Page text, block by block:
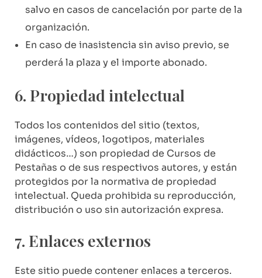
salvo en casos de cancelación por parte de la
organización.
En caso de inasistencia sin aviso previo, se
perderá la plaza y el importe abonado.
6. Propiedad intelectual
Todos los contenidos del sitio (textos,
imágenes, vídeos, logotipos, materiales
didácticos…) son propiedad de Cursos de
Pestañas o de sus respectivos autores, y están
protegidos por la normativa de propiedad
intelectual. Queda prohibida su reproducción,
distribución o uso sin autorización expresa.
7. Enlaces externos
Este sitio puede contener enlaces a terceros.